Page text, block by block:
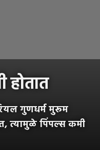
गुणधर्म मुरूम
त्यामुळे पिंपल्स कमी